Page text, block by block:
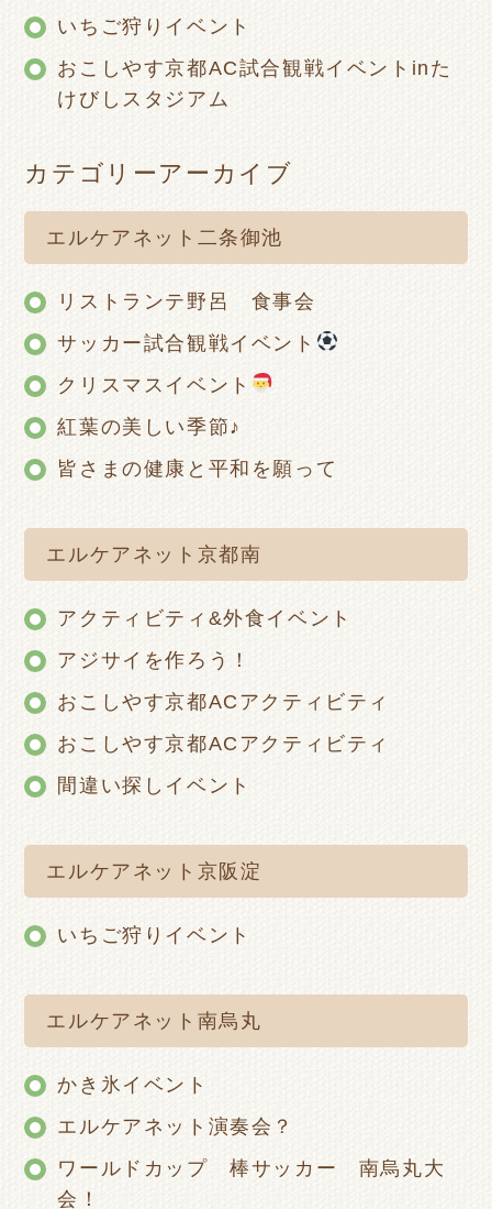
いちご狩りイベント
おこしやす京都AC試合観戦イベントinた
けびしスタジアム
カテゴリーアーカイブ
エルケアネット二条御池
リストランテ野呂 食事会
サッカー試合観戦イベント
クリスマスイベント
紅葉の美しい季節♪
皆さまの健康と平和を願って
エルケアネット京都南
アクティビティ&外食イベント
アジサイを作ろう！
おこしやす京都ACアクティビティ
おこしやす京都ACアクティビティ
間違い探しイベント
エルケアネット京阪淀
いちご狩りイベント
エルケアネット南烏丸
かき氷イベント
エルケアネット演奏会？
ワールドカップ 棒サッカー 南烏丸大
会！